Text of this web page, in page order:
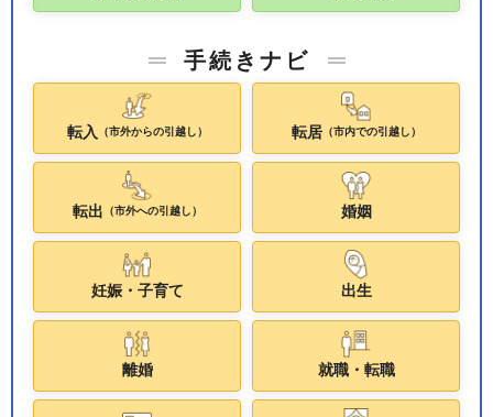
手続きナビ
転入 （市外からの引越し） 転居（市内での引越し）
転出 （市外への引越し） 婚姻
妊娠・子育て 出生
離婚 就職・転職